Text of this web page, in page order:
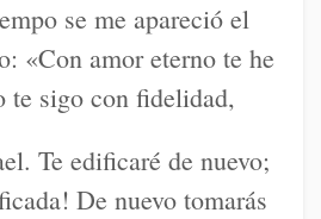
se me apareció el
«Con amor eterno te he
te sigo con fidelidad,
Te edificaré de nuevo;
De nuevo tomarás